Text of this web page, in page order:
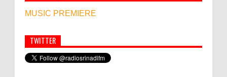
MUSIC PREMIERE
Simbol Persahabatan, RI Bangun Islamic Centre di
Afghanistan
TWITTER